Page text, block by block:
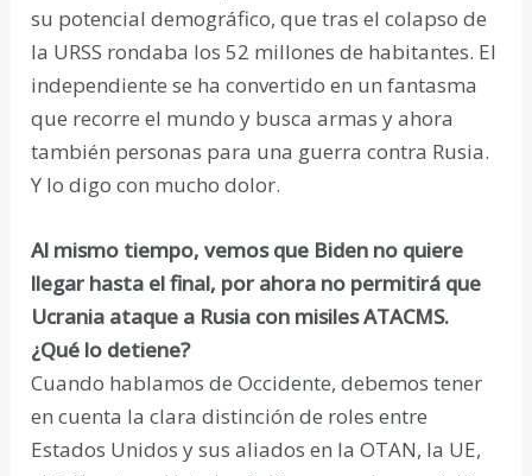
su potencial demográfico, que tras el colapso de
la URSS rondaba los 52 millones de habitantes. El
independiente se ha convertido en un fantasma
que recorre el mundo y busca armas y ahora
también personas para una guerra contra Rusia.
Y lo digo con mucho dolor.
Al mismo tiempo, vemos que Biden no quiere
llegar hasta el final, por ahora no permitirá que
Ucrania ataque a Rusia con misiles ATACMS.
¿Qué lo detiene?
Cuando hablamos de Occidente, debemos tener
en cuenta la clara distinción de roles entre
Estados Unidos y sus aliados en la OTAN, la UE,